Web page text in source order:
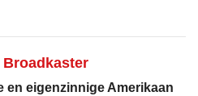
en eigenzinnige Amerikaan